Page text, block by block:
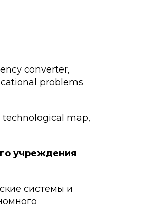
converter,
problems
map,
учреждения
системы и